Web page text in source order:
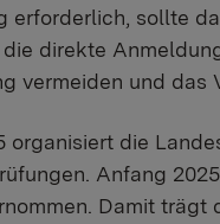
erforderlich, sollte
direkte
vermeiden und das
organisiert die
Anfang
Damit trägt